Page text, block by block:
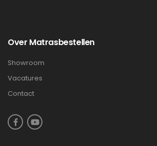
Over Matrasbestellen
Showroom
Vacatures
Contact